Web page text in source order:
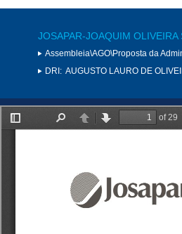
JOSAPAR-JOAQUIM OLIVEIRA
Assembleia\AGO\Proposta da
DRI: AUGUSTO LAURO DE